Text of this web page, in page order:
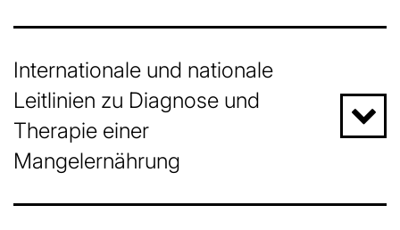
Internationale und nationale
Leitlinien zu Diagnose und
Therapie einer
Mangelernährung